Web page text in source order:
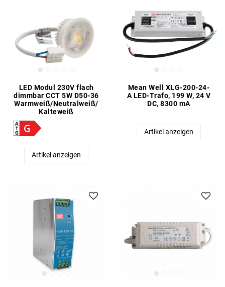
LED Modul 230V flach
dimmbar CCT 5W D50-36
Warmweiß/Neutralweiß/
Kalteweiß
Artikel anzeigen
Mean Well XLG-200-24-
A LED-Trafo, 199 W, 24 V
DC, 8300 mA
Artikel anzeigen